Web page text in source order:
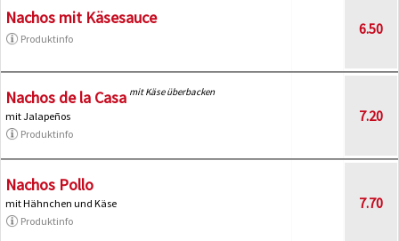
Nachos mit Käsesauce
Produktinfo
6.50
Nachos de la Casa mit Käse überbacken
mit Jalapeños
Produktinfo
7.20
Nachos Pollo
mit Hähnchen und Käse
Produktinfo
7.70